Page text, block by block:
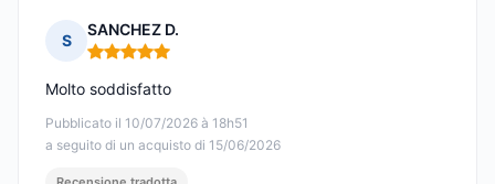
S
SANCHEZ D.
Nota: 5 su 5
Pubblicato il 10/07/2026 à 18h51
a seguito di un acquisto di 15/06/2026
Molto soddisfatto